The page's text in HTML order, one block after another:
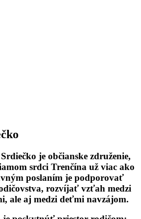
je občianske združenie,
srdci Trenčína už viac ako
poslaním je podporovať
rozvíjať vzťah medzi
ale aj medzi deťmi navzájom.